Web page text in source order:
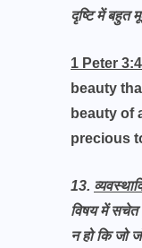
दृष्‍टि में बहुत
1 Peter 3:4
beauty
beauty of
precious
13.
विषय में सचेत
न हो कि जो